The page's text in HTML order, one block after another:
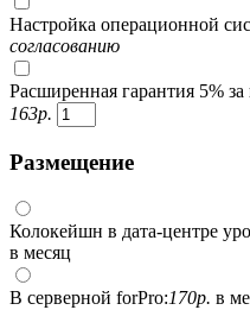
Настройка операционной
согласованию
Расширенная гарантия 5%
163р.
Размещение
Колокейшн в дата-центре
в месяц
В серверной forPro:170р. в